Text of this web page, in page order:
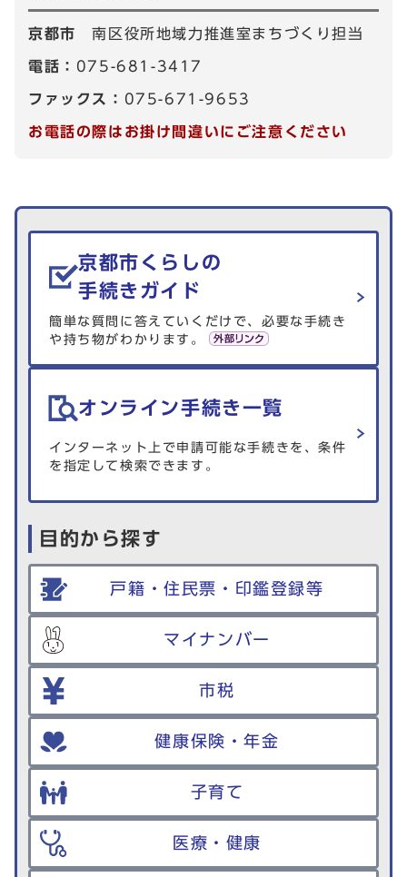
京都市南区役所地域力推進室まちづくり担当
電話： 075-681-3417
ファックス： 075-671-9653
お電話の際はお掛け間違いにご注意ください
生活情報を探す
京都市くらしの
手続きガイド
簡単な質問に答えていくだけで、必要な手続き
や持ち物がわかります。
オンライン手続き一覧
インターネット上で申請可能な手続きを、条件
を指定して検索できます。
目的から探す
戸籍・住民票・印鑑登録等
マイナンバー
市税
健康保険・年金
子育て
医療・健康